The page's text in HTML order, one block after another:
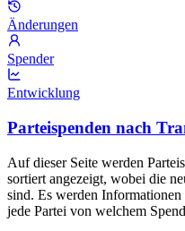
Änderungen
Spender
Entwicklung
Parteispenden nach
Auf dieser Seite werden
sortiert angezeigt, wobei die
sind. Es werden
jede Partei von welchem